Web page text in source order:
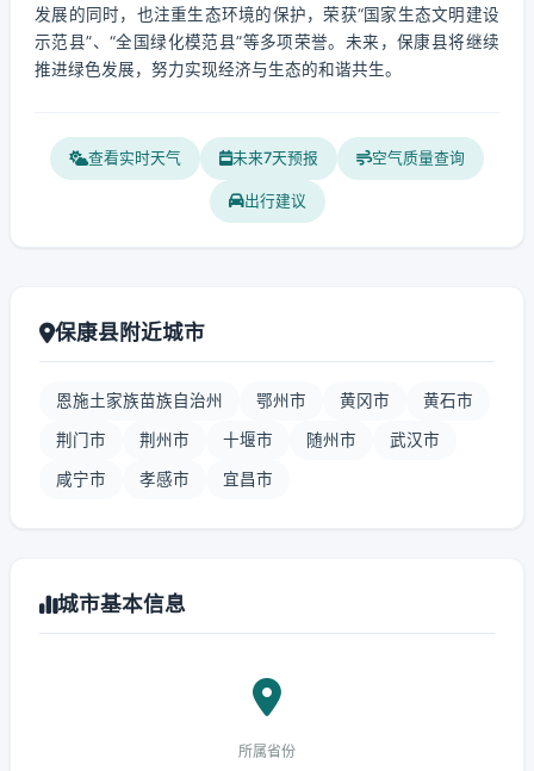
发展的同时，也注重生态环境的保护，荣获“国家生态文明建设
示范县”、“全国绿化模范县”等多项荣誉。未来，保康县将继续
推进绿色发展，努力实现经济与生态的和谐共生。
查看实时天气 未来7天预报 空气质量查询
出行建议
保康县附近城市
恩施土家族苗族自治州 鄂州市 黄冈市 黄石市
荆门市 荆州市 十堰市 随州市 武汉市
咸宁市 孝感市 宜昌市
城市基本信息
所属省份